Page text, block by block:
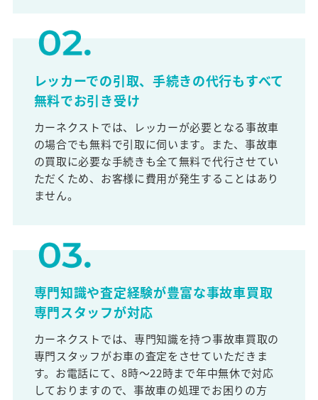
レッカーでの引取、手続きの代行もすべて
無料でお引き受け
カーネクストでは、レッカーが必要となる事故車
の場合でも無料で引取に伺います。また、事故車
の買取に必要な手続きも全て無料で代行させてい
ただくため、お客様に費用が発生することはあり
ません。
専門知識や査定経験が豊富な事故車買取
専門スタッフが対応
カーネクストでは、専門知識を持つ事故車買取の
専門スタッフがお車の査定をさせていただきま
す。お電話にて、8時～22時まで年中無休で対応
しておりますので、事故車の処理でお困りの方